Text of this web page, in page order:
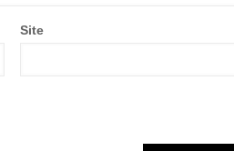
Site